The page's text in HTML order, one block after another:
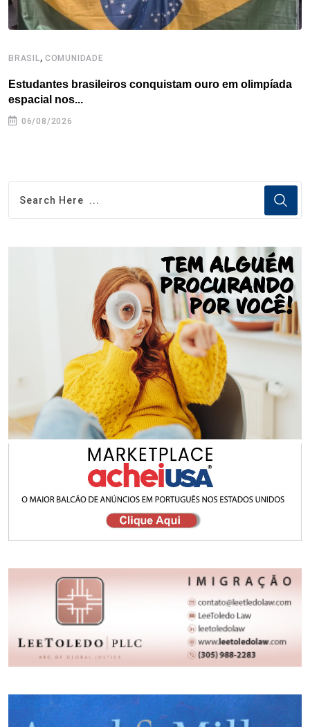
BRASIL, COMUNIDADE
Estudantes brasileiros conquistam ouro em olimpíada
espacial nos...
06/08/2026